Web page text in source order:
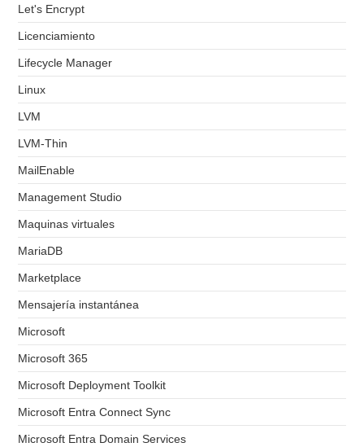
Let's Encrypt
Licenciamiento
Lifecycle Manager
Linux
LVM
LVM-Thin
MailEnable
Management Studio
Maquinas virtuales
MariaDB
Marketplace
Mensajería instantánea
Microsoft
Microsoft 365
Microsoft Deployment Toolkit
Microsoft Entra Connect Sync
Microsoft Entra Domain Services